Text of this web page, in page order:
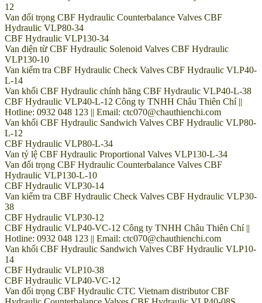
12
Van đối trọng CBF Hydraulic Counterbalance Valves CBF
Hydraulic VLP80-34
CBF Hydraulic VLP130-34
Van điện từ CBF Hydraulic Solenoid Valves CBF Hydraulic
VLP130-10
Van kiểm tra CBF Hydraulic Check Valves CBF Hydraulic VLP40-
L-14
Van khối CBF Hydraulic chính hãng CBF Hydraulic VLP40-L-38
CBF Hydraulic VLP40-L-12 Công ty TNHH Châu Thiên Chí ||
Hotline: 0932 048 123 || Email: ctc070@chauthienchi.com
Van khối CBF Hydraulic Sandwich Valves CBF Hydraulic VLP80-
L-12
CBF Hydraulic VLP80-L-34
Van tỷ lệ CBF Hydraulic Proportional Valves VLP130-L-34
Van đối trọng CBF Hydraulic Counterbalance Valves CBF
Hydraulic VLP130-L-10
CBF Hydraulic VLP30-14
Van kiểm tra CBF Hydraulic Check Valves CBF Hydraulic VLP30-
38
CBF Hydraulic VLP30-12
CBF Hydraulic VLP40-VC-12 Công ty TNHH Châu Thiên Chí ||
Hotline: 0932 048 123 || Email: ctc070@chauthienchi.com
Van khối CBF Hydraulic Sandwich Valves CBF Hydraulic VLP10-
14
CBF Hydraulic VLP10-38
CBF Hydraulic VLP40-VC-12
Van đối trọng CBF Hydraulic CTC Vietnam distributor CBF